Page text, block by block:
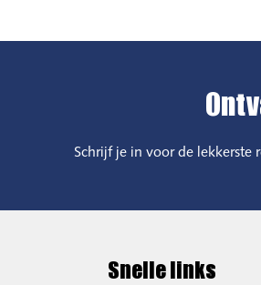
Schrijf je in voor de lekkerste
Snelle links